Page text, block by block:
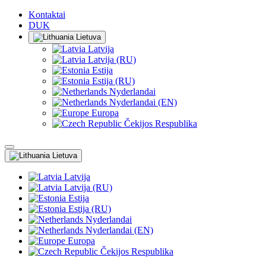
Kontaktai
DUK
Lietuva
Latvija
Latvija (RU)
Estija
Estija (RU)
Nyderlandai
Nyderlandai (EN)
Europa
Čekijos Respublika
Lietuva
Latvija
Latvija (RU)
Estija
Estija (RU)
Nyderlandai
Nyderlandai (EN)
Europa
Čekijos Respublika